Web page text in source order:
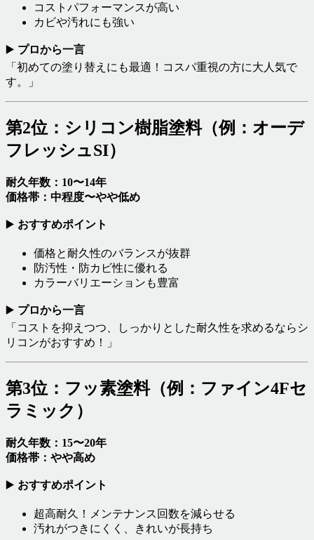
コストパフォーマンスが高い
カビや汚れにも強い
▶️ プロから一言
「初めての塗り替えにも最適！コスパ重視の方に大人気で
す。」
第2位：シリコン樹脂塗料（例：オーデ
フレッシュSI）
耐久年数：10〜14年
価格帯：中程度〜やや低め
▶️ おすすめポイント
価格と耐久性のバランスが抜群
防汚性・防カビ性に優れる
カラーバリエーションも豊富
▶️ プロから一言
「コストを抑えつつ、しっかりとした耐久性を求めるならシ
リコンがおすすめ！」
第3位：フッ素塗料（例：ファイン4Fセ
ラミック）
耐久年数：15〜20年
価格帯：やや高め
▶️ おすすめポイント
超高耐久！メンテナンス回数を減らせる
汚れがつきにくく、きれいが長持ち